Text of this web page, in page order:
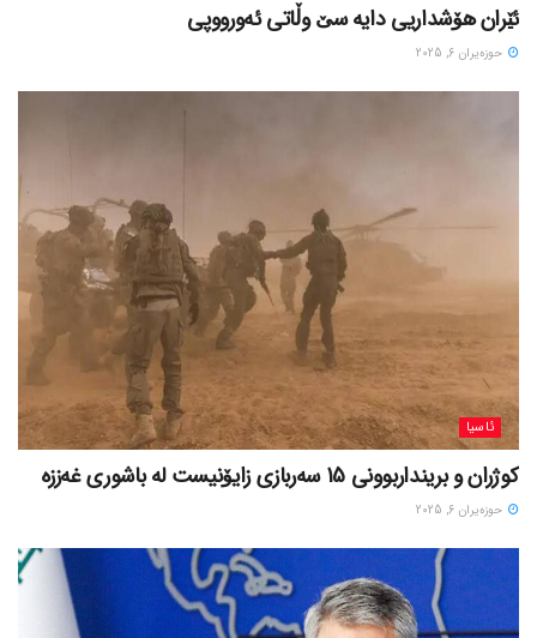
ئێران هۆشداریی دایە سێ وڵاتی ئەورووپی
حوزه‌یران 6, 2025
ئاسیا
کوژران و برینداربوونی 15 سەربازی زایۆنیست لە باشوری غەززە
حوزه‌یران 6, 2025